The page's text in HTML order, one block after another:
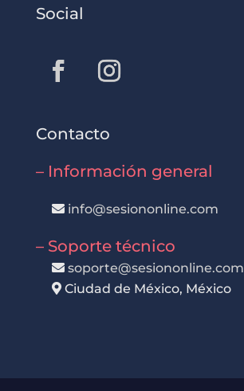
Social
Contacto
– Información general
info@sesiononline.com
– Soporte técnico
soporte@sesiononline.com
Ciudad de México, México